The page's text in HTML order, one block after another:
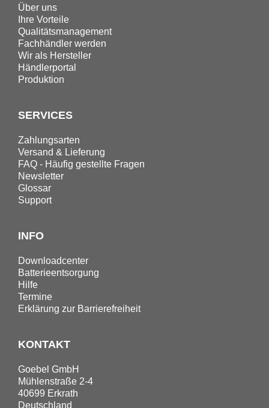
Über uns
Ihre Vorteile
Qualitätsmanagement
Fachhändler werden
Wir als Hersteller
Händlerportal
Produktion
SERVICES
Zahlungsarten
Versand & Lieferung
FAQ - Häufig gestellte Fragen
Newsletter
Glossar
Support
INFO
Downloadcenter
Batterieentsorgung
Hilfe
Termine
Erklärung zur Barrierefreiheit
KONTAKT
Goebel GmbH
Mühlenstraße 2-4
40699 Erkrath
Deutschland